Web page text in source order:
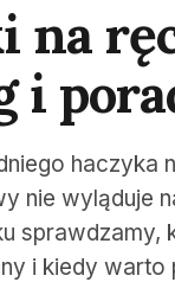
na
i
haczyka
nie wyląduje
sprawdzamy,
i kiedy